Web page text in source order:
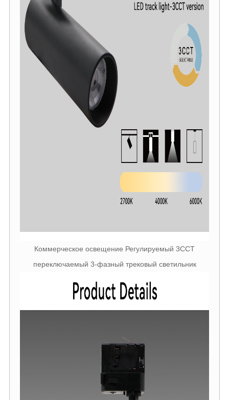
Коммерческое освещение Регулируемый 3CCT
переключаемый 3-фазный трековый светильник